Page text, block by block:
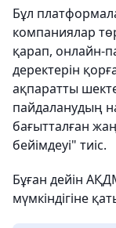
Бұл
компаниялар
қарап, онлайн-
деректерін
ақпаратты
пайдаланудың
бағытталған
бейімдеуі" тиіс.
Бұған дейін
мүмкіндігіне